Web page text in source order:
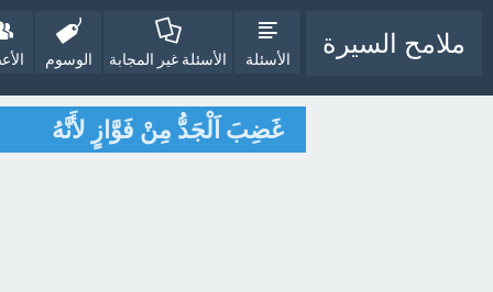
ملامح السيرة
الأسئلة الأسئلة غير المجابة الوسوم
غَضِبَ اَلْجَدُّ مِنْ فَوَّازٍ لأَنَّهُ